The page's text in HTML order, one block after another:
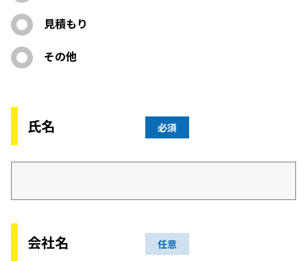
見積もり
その他
氏名 必須
会社名 任意